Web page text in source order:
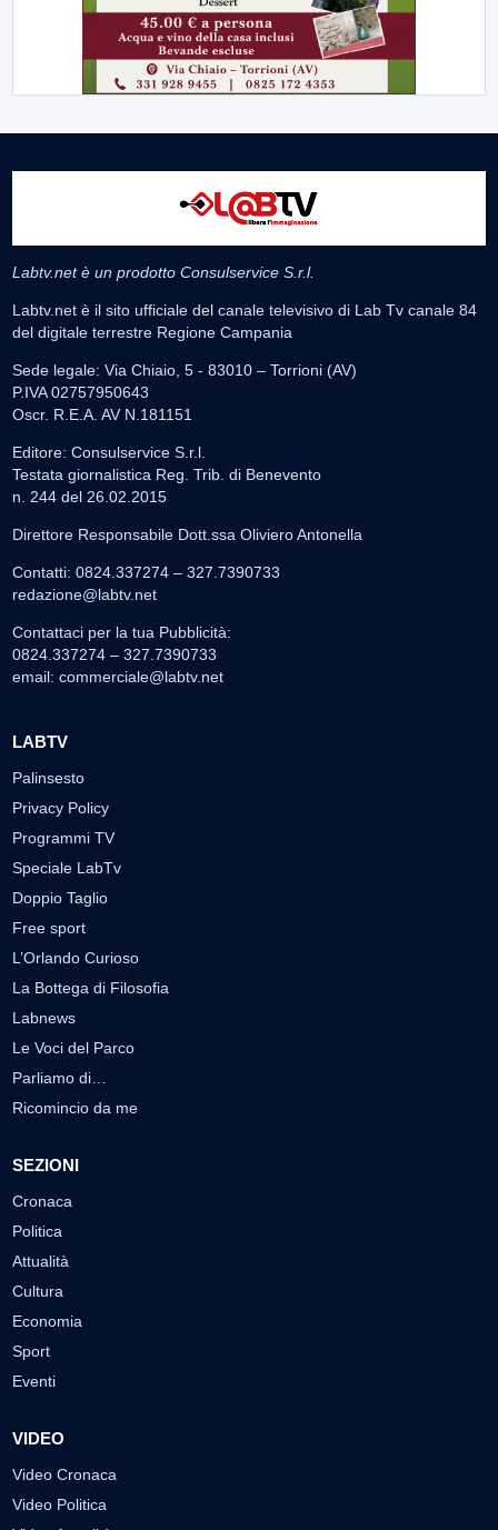
Labtv.net è un prodotto Consulservice S.r.l.
Labtv.net è il sito ufficiale del canale televisivo di Lab Tv canale 84
del digitale terrestre Regione Campania
Sede legale: Via Chiaio, 5 - 83010 – Torrioni (AV)
P.IVA 02757950643
Oscr. R.E.A. AV N.181151
Editore: Consulservice S.r.l.
Testata giornalistica Reg. Trib. di Benevento
n. 244 del 26.02.2015
Direttore Responsabile Dott.ssa Oliviero Antonella
Contatti: 0824.337274 – 327.7390733
redazione@labtv.net
Contattaci per la tua Pubblicità:
0824.337274 – 327.7390733
email: commerciale@labtv.net
LABTV
Palinsesto
Privacy Policy
Programmi TV
Speciale LabTv
Doppio Taglio
Free sport
L’Orlando Curioso
La Bottega di Filosofia
Labnews
Le Voci del Parco
Parliamo di…
Ricomincio da me
SEZIONI
Cronaca
Politica
Attualità
Cultura
Economia
Sport
Eventi
VIDEO
Video Cronaca
Video Politica